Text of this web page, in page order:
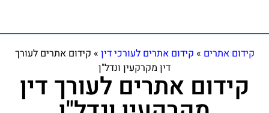
קידום אתרים » קידום אתרים לעורכי דין » קידום אתרים לעורך
דין מקרקעין ונדל"ן
קידום אתרים לעורך דין